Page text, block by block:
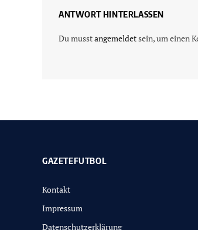
ANTWORT HINTERLASSEN
Du musstangemeldetsein, um einen
GAZETEFUTBOL
Kontakt
Impressum
Datenschutzerklärung